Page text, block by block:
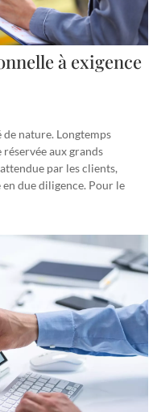
à exigence
de nature. Longtemps
aux grands
par les clients,
due diligence. Pour le